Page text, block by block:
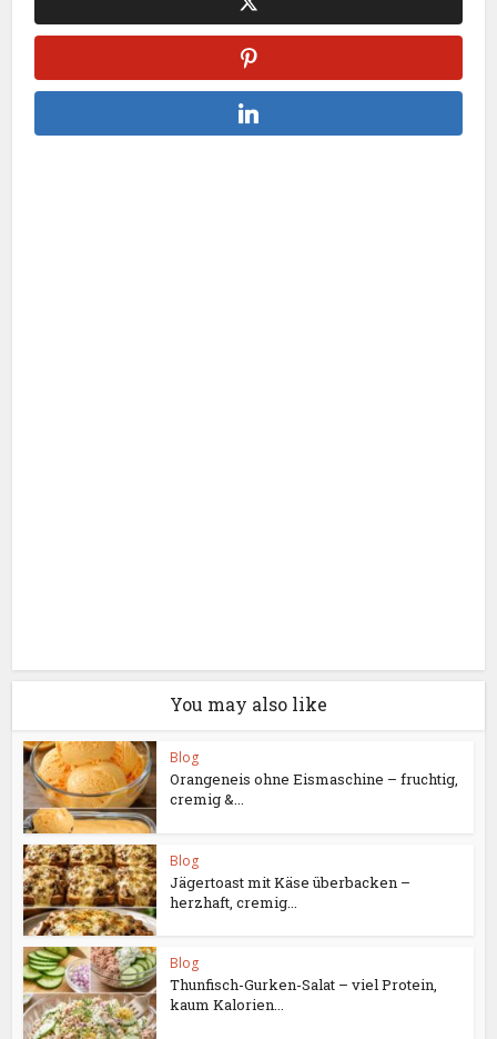
You may also like
Blog
Orangeneis ohne Eismaschine – fruchtig,
cremig &...
Blog
Jägertoast mit Käse überbacken –
herzhaft, cremig...
Blog
Thunfisch-Gurken-Salat – viel Protein,
kaum Kalorien...